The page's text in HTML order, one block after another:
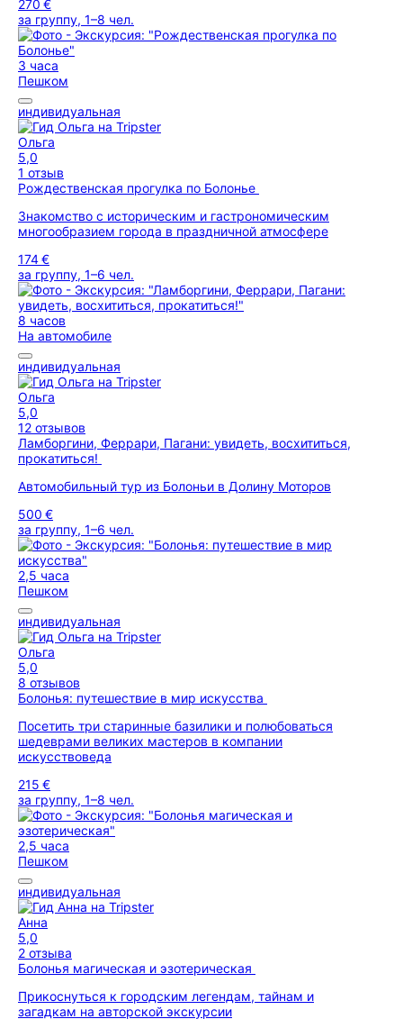
270 €
за группу, 1–8 чел.
3 часа
Пешком
индивидуальная
Ольга
5,0
1 отзыв
Рождественская прогулка по Болонье
Знакомство с историческим и гастрономическим
многообразием города в праздничной атмосфере
174 €
за группу, 1–6 чел.
8 часов
На автомобиле
индивидуальная
Ольга
5,0
12 отзывов
Ламборгини, Феррари, Пагани: увидеть, восхититься,
прокатиться!
Автомобильный тур из Болоньи в Долину Моторов
500 €
за группу, 1–6 чел.
2,5 часа
Пешком
индивидуальная
Ольга
5,0
8 отзывов
Болонья: путешествие в мир искусства
Посетить три старинные базилики и полюбоваться
шедеврами великих мастеров в компании
искусствоведа
215 €
за группу, 1–8 чел.
2,5 часа
Пешком
индивидуальная
Анна
5,0
2 отзыва
Болонья магическая и эзотерическая
Прикоснуться к городским легендам, тайнам и
загадкам на авторской экскурсии